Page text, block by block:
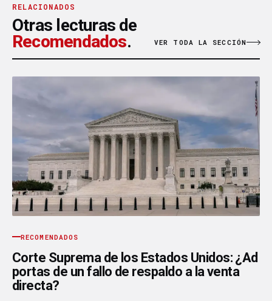
RELACIONADOS
Otras lecturas de
Recomendados. VER TODA LA SECCIÓN
RECOMENDADOS
Corte Suprema de los Estados Unidos: ¿Ad
portas de un fallo de respaldo a la venta
directa?